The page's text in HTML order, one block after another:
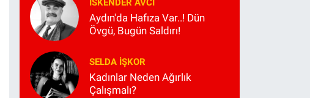
İSKENDER AVCI
Aydın'da Hafıza Var..! Dün
Övgü, Bugün Saldırı!
SELDA İŞKOR
Kadınlar Neden Ağırlık
Çalışmalı?